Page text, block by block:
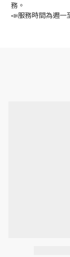
務。
📣服務時間為週